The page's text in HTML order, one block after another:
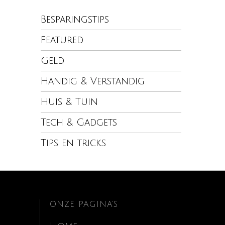
Besparingstips
Featured
Geld
Handig & Verstandig
Huis & Tuin
Tech & Gadgets
Tips en tricks
ONZE PAGINA’S